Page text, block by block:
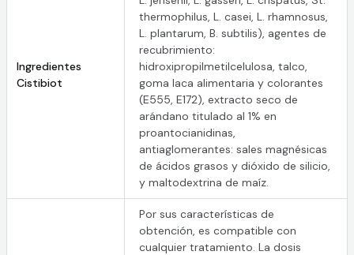
Ingredientes
Cistibiot
thermophilus, L. casei, L. rhamnosus,
L. plantarum, B. subtilis), agentes de
recubrimiento:
hidroxipropilmetilcelulosa, talco,
goma laca alimentaria y colorantes
(E555, E172), extracto seco de
arándano titulado al 1% en
proantocianidinas,
antiaglomerantes: sales magnésicas
de ácidos grasos y dióxido de silicio,
y maltodextrina de maíz.
Por sus características de
obtención, es compatible con
cualquier tratamiento. La dosis